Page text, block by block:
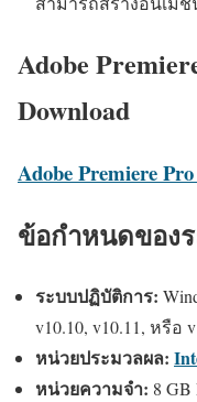
Adobe
Download
Adobe Premiere
ข้อกำหนดของ
ระบบปฏิบัติการ:
v10.10, v10.11, หรือ
หน่วยประมวลผล:
หน่วยความจำ: 8